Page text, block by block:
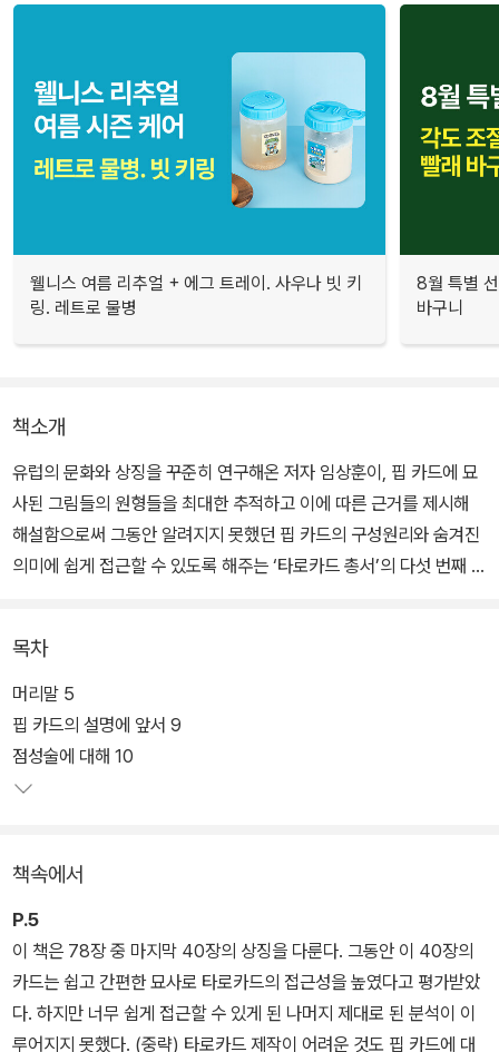
웰니스 여름 리추얼 + 에그 트레이. 사우나 빗 키
링. 레트로 물병
8월 특별
바구니
책소개
유럽의 문화와 상징을 꾸준히 연구해온 저자 임상훈이, 핍 카드에 묘
사된 그림들의 원형들을 최대한 추적하고 이에 따른 근거를 제시해
해설함으로써 그동안 알려지지 못했던 핍 카드의 구성원리와 숨겨진
의미에 쉽게 접근할 수 있도록 해주는 ‘타로카드 총서’의 다섯 번째 책
단순한 기호나 장면들로 묘사, 설명되는데 그쳤던 40장에 달하는 핍
카드가 중세 및 라이더-웨이트 덱이 만들어진 시기 유럽에서 누렸던
생활 문화 속에서 어떤 장면, 사건, 창작물들의 영향을 받았는지를 다
양한 역사적 사실과 근거를 통해 해설하며, 점성술, 연금술, 카발라,
수비학이 타로카드와 연계되었는지를 밝힌다.
목차
머리말 5
핍 카드의 설명에 앞서 9
점성술에 대해 10
책속에서
P.5
이 책은 78장 중 마지막 40장의 상징을 다룬다. 그동안 이 40장의
카드는 쉽고 간편한 묘사로 타로카드의 접근성을 높였다고 평가받았
다. 하지만 너무 쉽게 접근할 수 있게 된 나머지 제대로 된 분석이 이
루어지지 못했다. (중략) 타로카드 제작이 어려운 것도 핍 카드에 대